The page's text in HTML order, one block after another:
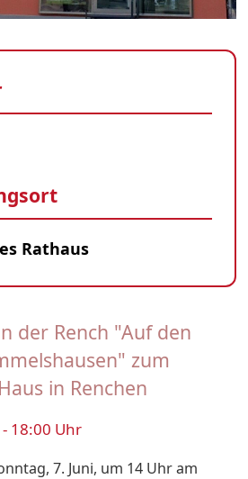
der Rench "Auf den
zum
in Renchen
18:00 Uhr
7. Juni, um 14 Uhr am
Rathaus